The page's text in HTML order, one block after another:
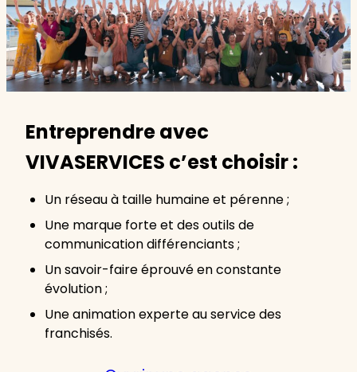
Entreprendre avec
VIVASERVICES c’est choisir :
Un réseau à taille humaine et pérenne ;
Une marque forte et des outils de
communication différenciants ;
Un savoir-faire éprouvé en constante
évolution ;
Une animation experte au service des
franchisés.